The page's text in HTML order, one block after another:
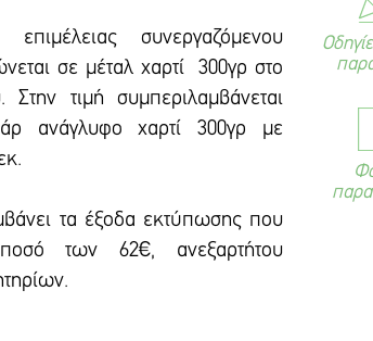
συνεργαζόμενου
σε μέταλ χαρτί 300γρ στο
τιμή συμπεριλαμβάνεται
ανάγλυφο χαρτί 300γρ με
τα έξοδα εκτύπωσης που
των 62€, ανεξαρτήτου